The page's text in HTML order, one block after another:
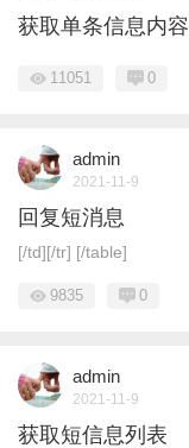
获取单条信息内容
11051 0
admin
2021-11-9
回复短消息
[/td][/tr] [/table]
9835 0
admin
2021-11-9
获取短信息列表